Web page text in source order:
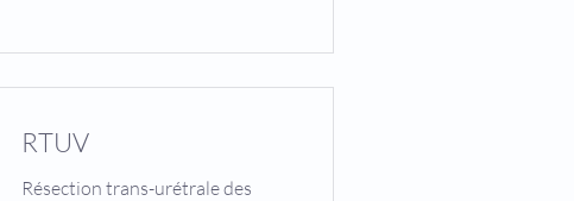
RTUV
Résection trans-urétrale des